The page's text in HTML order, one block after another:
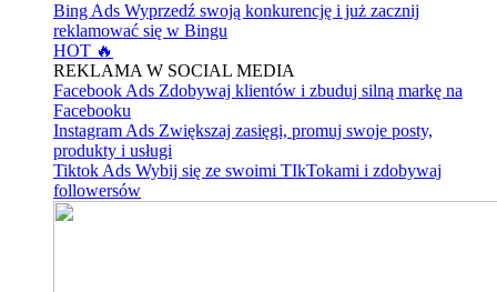
Bing Ads Wyprzedź swoją konkurencję i już zacznij
reklamować się w Bingu
HOT 🔥
REKLAMA W SOCIAL MEDIA
Facebook Ads Zdobywaj klientów i zbuduj silną markę na
Facebooku
Instagram Ads Zwiększaj zasięgi, promuj swoje posty,
produkty i usługi
Tiktok Ads Wybij się ze swoimi TIkTokami i zdobywaj
followersów